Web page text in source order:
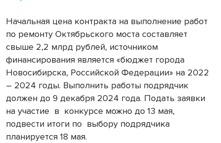
Начальная цена контракта на выполнение работ
по ремонту Октябрьского моста составляет
свыше 2,2 млрд рублей, источником
финансирования является «бюджет города
Новосибирска, Российской Федерации» на 2022
– 2024 годы. Выполнить работы подрядчик
должен до 9 декабря 2024 года. Подать заявки
на участие в конкурсе можно до 13 мая,
подвести итоги по выбору подрядчика
планируется 18 мая.